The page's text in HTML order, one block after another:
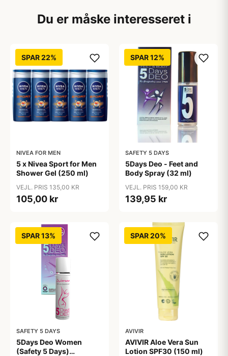
Du er måske interesseret i
SPAR 22%
NIVEA FOR MEN
5 x Nivea Sport for Men
Shower Gel (250 ml)
VEJL. PRIS 135,00 KR
105,00 kr
SPAR 12%
SAFETY 5 DAYS
5Days Deo - Feet and
Body Spray (32 ml)
VEJL. PRIS 159,00 KR
139,95 kr
SPAR 13%
SAFETY 5 DAYS
5Days Deo Women
(Safety 5 Days)
SPAR 20%
AVIVIR
AVIVIR Aloe Vera Sun
Lotion SPF30 (150 ml)